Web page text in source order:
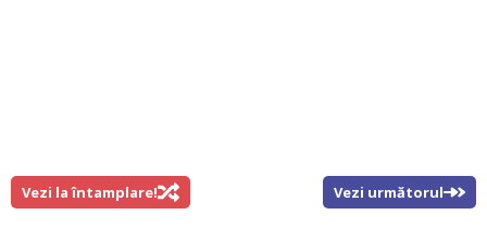
Vezi la întamplare! Vezi următorul